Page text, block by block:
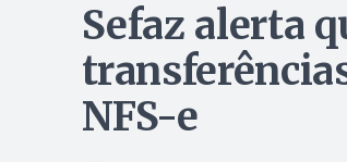
Sefaz alerta
NFS-e